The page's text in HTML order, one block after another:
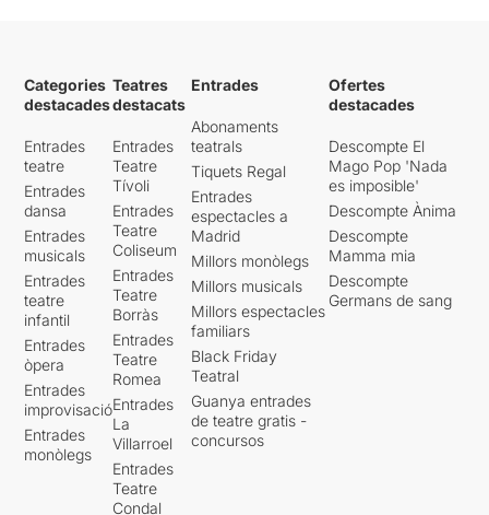
Categories
destacades
Entrades
teatre
Entrades
dansa
Entrades
musicals
Entrades
teatre
infantil
Entrades
òpera
Entrades
improvisació
Entrades
monòlegs
Teatres
destacats
Entrades
Teatre
Tívoli
Entrades
Teatre
Coliseum
Entrades
Teatre
Borràs
Entrades
Teatre
Romea
Entrades
La
Villarroel
Entrades
Teatre
Condal
Entrades
Abonaments
teatrals
Tiquets Regal
Entrades
espectacles a
Madrid
Millors monòlegs
Millors musicals
Millors espectacles
familiars
Black Friday
Teatral
Guanya entrades
de teatre gratis -
concursos
Ofertes
destacades
Descompte El
Mago Pop 'Nada
es imposible'
Descompte Ànima
Descompte
Mamma mia
Descompte
Germans de sang